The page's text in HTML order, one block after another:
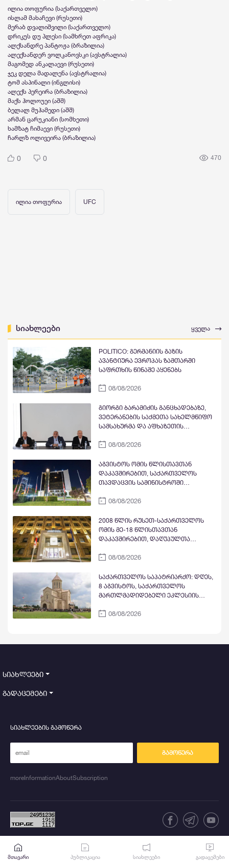
ილია თოფურია (საქართველო)
ისლამ მახაჩევი (რუსეთი)
მერაბ დვალიშვილი (საქართველო)
დრიკუს დუ პლესი (სამხრეთ აფრიკა)
ალქსანდრე პანტოჟა (ბრაზილია)
ალექსანდერ ვოლკანოვსკი (ავსტრალია)
მაგომედ ანკალაევი (რუსეთი)
ჯეკ დელა მადალენა (ავსტრალია)
ტომ ასპინალი (ინგლისი)
ალექს პერეირა (ბრაზილია)
მაქს ჰოლოუეი (აშშ)
ბელალ მუჰამედი (აშშ)
არმან ცარუკიანი (სომხეთი)
ხამზატ ჩიმაევი (რუსეთი)
ჩარლზ ოლივეირა (ბრაზილია)
0 0 470
ილია თოფურია UFC
სიახლეები ყველა
POLITICO: გერმანიის გაზის
ავანტიურა ევროპას ზამთარში
საფრთხის წინაშე აყენებს
08/08/2026
გიორგი ბარამიძის განცხადებაზე,
ვეტერანების საქმეთა სახელმწიფო
სამსახურმა და აფხაზეთის
ვეტერანებთან შეხვედრა გამართეს
08/08/2026
აგვისტოს ომის წლისთავთან
დაკავშირებით, საქართველოს
თავდაცვის სამინისტროში
08/08/2026
2008 წლის რუსეთ-საქართველოს
ომის მე-18 წლისთავთან
დაკავშირებით, დაღუპულთა
ნიშნად, საქართველოს მთავრობის
სახელმწიფო დროშა დაეშვა
08/08/2026
საქართველოს საპატრიარქო: დღეს,
8 აგვისტოს, საქართველოს
მართლმადიდებელი ეკლესიის
საღმრთო ლიტურგია და
08/08/2026
მთავარი პუბლიკაცია სიახლეები გადაცემები
სიახლეები
გადაცემები
სიახლეების გამოწერა
გამოწერა
moreInformationAboutSubscription